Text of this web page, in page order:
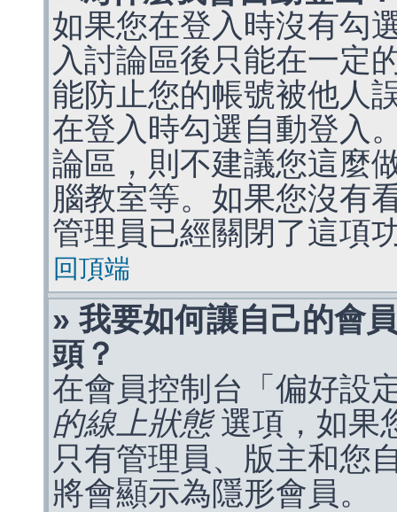
如果您在登入時沒有勾
入討論區後只能在一定
能防止您的帳號被他人
在登入時勾選自動登入
論區，則不建議您這麼
腦教室等。如果您沒有
管理員已經關閉了這項
回頂端
» 我要如何讓自己的會
頭？
在會員控制台「偏好設
的線上狀態選項，如果
只有管理員、版主和您
將會顯示為隱形會員。